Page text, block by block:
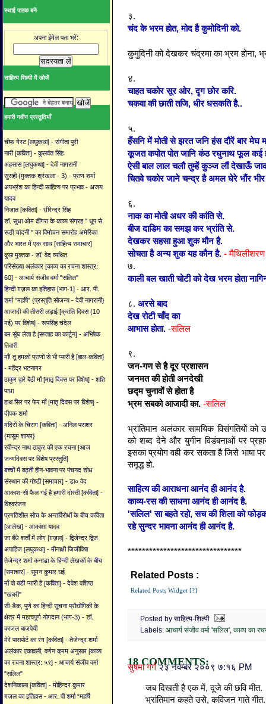
स्थाई पाठक बनें
अपना ईमेल पता भरें:
साहित्य शिल्पी में खोजें
हमारी नवीन प्रस्तुतियाँ
चीफ गेस्ट [लघुकथा] - संगीता पुरी
नारी [कविता] - कुलवंत सिंह
अहसास [लघुकथा] - देवी नागरानी
सुराही (मुक्तक श्रंखला - 3) - प्राण शर्मा
अपभ्रंश का हिन्दी साहित्य पर प्रभाव - अजय
यादव
निजात [कविता] - धीरेन्द्र सिंह
डॉ. सुधा ओम ढींगरा के काव्य संग्रह '' धूप से
रूठी चांदनी '' का विमोचन समारोह अमेरिका
और भारत में एक साथ [साहित्य समाचार]
कुछ मुक्तक - डॉ. वेद व्यथित
परिसंख्या अलंकार [काव्य का रचना शास्त्र:
60] - आचार्य संजीव वर्मा "सलिल"
हिन्दी ग़ज़ल का इतिहास [भाग-1] - आर. पी.
शर्मा "महर्षि" {प्रस्तुति सौजन्य - देवी नागरानी}
आजादी की तीसरी लड़ाई [क्रांति दिवस (10
मई) पर विशेष] - रूपसिंह चंदेल
बम सूंघ लेता है [सप्ताह का कार्टून] - अभिषेक
तिवारी
माँ! तू हमको प्राणों से भी प्यारी है [बाल-कविता]
- महेंद्र भटनागर
ठाकुर द्वारे बैठी माँ [मातृ दिवस पर विशेष] - शशि
पाधा
हाथ सिर पर फेर माँ [मातृ दिवस पर विशेष] -
दीपक शर्मा
मंदिरों के चिराग [कविता] - अनिल पराशर
{मासूम शायर}
रवीन्द्र नाथ ठाकुर की एक रचना [आज
जन्मदिवस पर विशेष प्रस्तुति]
बच्चों में बढ़ती हीन-भावना पर पंचनद शोध
संस्थान की गोष्ठी [समाचार] - डा० वेद
आकाश-सी फैल गई है हमारी दोस्ती [कविता] -
विश्वरंजन
प्रगतिशील सोच के अन्तर्विरोधों के बीच कविता
[आलेख] - आकांक्षा यादव
जा बँधे शर्तों में लोग [ग़ज़ल] - द्विजेन्द्र द्विज
अपाहिज [लघुकथा] - मीनाक्षी जिजीविषा
तेजेन्द्र शर्मा कनाडा के हिन्दी लेखकों के बीच
[समाचार] - सुमन कुमार घई
माँ वो बडी प्यारी है [कविता] - देवेश वशिष्ठ
"खबरी"
सी-डैक, पुणे का हिन्दी सूचना प्रौद्योगिकी के
क्षेत्र में महत्वपूर्ण योगदान (भाग-3) - डॉ.
काजल बाजपेयी
मेरे पासपोर्ट का रंग [कविता] - तेजेन्द्र शर्मा
अलंकार एकावली, वर्णन क्रम अनुसार [काव्य
का रचना शास्त्र: ५९] - आचार्य संजीव वर्मा
"सलिल"
देशनिकाला [कविता] - मोहिन्दर कुमार
ग़ज़ल का इतिहास - आर. पी शर्मा “महर्षि
३.
चंद के भरम होत, मोद है कुमोदिनी को.
कुमुदिनी को देखकर चंद्रमा का भ्रम होना,
४.
चाहत चकोर सूर ओर, दृग छोर करि.
चकवा की छाती तजि, धीर धसकति है..
५.
हँसनि में मोती से झरत जनि हंस दौरें बार मेघ
कूजत कपोत पोत जानि कंठ रघुनाथ फूल कई
ऐसी बाल लाल चलौ तुम्हें कुञ्ज लौं देखाऊँ
चितवे चकोर जाने चन्द्र है अमल घेरे भौंर
६.
नाक का मोती अधर की कांति से.
बीज दाडिम का समझ कर भ्रांति से.
देखकर सहसा हुआ शुक मौन है.
सोचता है अन्य शुक यह कौन है. -मैथिलीशरण
७.
काली बल खाती चोटी को देख भरम होता
८. अरसे बाद
देख रोटी चाँद का
आभास होता. -सलिल
९.
जन-गण से है दूर प्रशासन
जनमत की होती अनदेखी
छद्म चुनावों से होता है
भ्रम सबको आजादी का. -सलिल
भ्रांतिमान अलंकार सामयिक विसंगतियों को
को शब्द देने और युगीन विडंबनाओं पर
इसका प्रयोग वही कर सकता है जिसे भाषा पर
समृद्ध हो.
साहित्य की आराधना आनंद ही आनंद है.
काव्य-रस की साधना आनंद ही आनंद है.
'सलिल' सा बहते रहो, सच की शिला को
रहे सुन्दर भावना आनंद ही आनंद है.
********************************
Related Posts :
Related Posts Widget [?]
Posted by साहित्य-शिल्पी
Labels: आचार्य संजीव वर्मा 'सलिल', काव्य का
18 COMMENTS:
सुषमा गर्ग २३ नवम्बर २००९ ७:१६ PM
जब दिखती है एक में, दूजे की छवि मीत.
भ्रांतिमान कहते उसे, कविजन गाते